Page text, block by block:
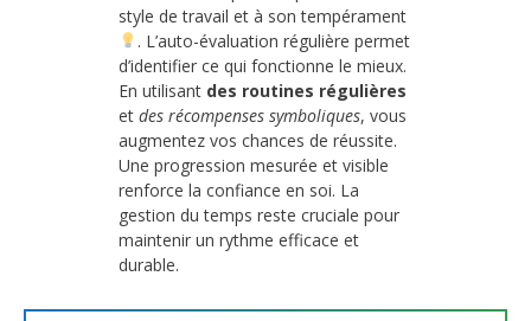
style de travail et à son tempérament
. L’auto-évaluation régulière permet
d’identifier ce qui fonctionne le mieux.
En utilisant des routines régulières
et des récompenses symboliques, vous
augmentez vos chances de réussite.
Une progression mesurée et visible
renforce la confiance en soi. La
gestion du temps reste cruciale pour
maintenir un rythme efficace et
durable.